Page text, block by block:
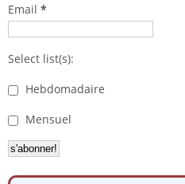
Email *
Select list(s):
Hebdomadaire
Mensuel